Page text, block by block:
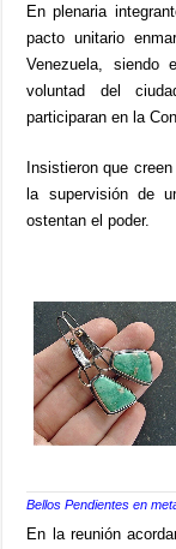
En plenaria
pacto unitario
Venezuela,
voluntad del
participaran en la
Insistieron que
la supervisión de
ostentan el poder.
Bellos Pendientes en
En la reunión